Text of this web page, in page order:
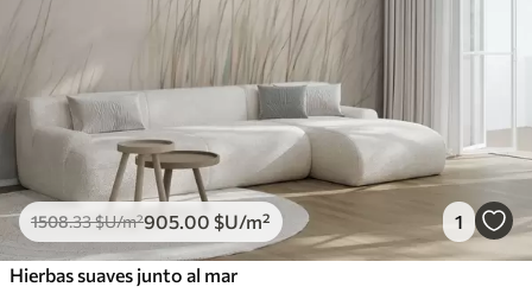
1508.33$U/m²905 .00 $U/m² 1
Hierbas suaves junto al mar